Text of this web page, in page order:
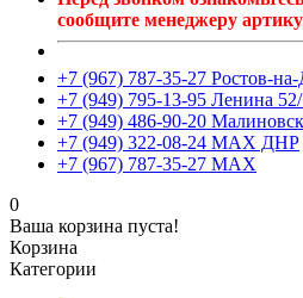
сообщите менеджеру
+7 (967) 787-35-27 Ростов-
+7 (949) 795-13-95 Ленина
+7 (949) 486-90-20
+7 (949) 322-08-24 MAX ДНР
+7 (967) 787-35-27 MAX
0
Ваша корзина пуста!
Корзина
Категории